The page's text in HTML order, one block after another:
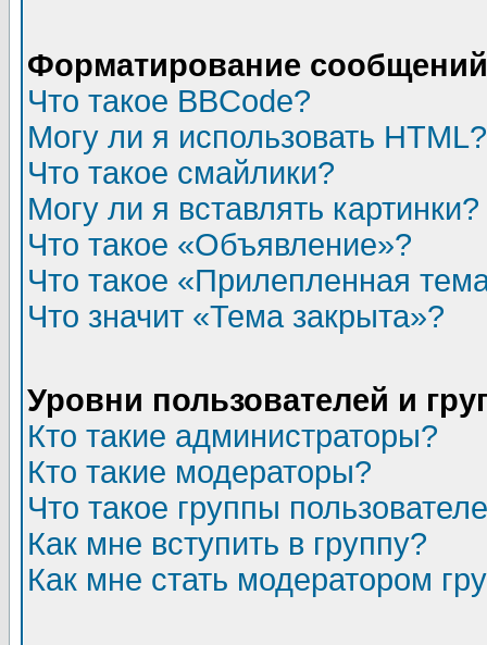
Форматирование
Что такое BBCode?
Могу ли я использовать HTML?
Что такое смайлики?
Могу ли я вставлять картинки?
Что такое «Объявление»?
Что такое «Прилепленная
Что значит «Тема закрыта»?
Уровни пользователей и
Кто такие администраторы?
Кто такие модераторы?
Что такое группы
Как мне вступить в группу?
Как мне стать модератором